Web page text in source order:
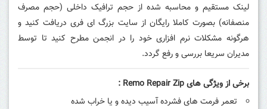
لینک مستقیم و محاسبه شده از حجم ترافیک داخلی (حجم مصرف
منصفانه) بصورت کاملا رایگان از سایت بزرگ ای فری دریافت کنید و
هرگونه مشکلات نرم افزاری خود را در انجمن مطرح کنید تا توسط
مدیران سریعا بررسی و رفع گردد.
برخی از ویژگی های Remo Repair Zip :
تعمر فرمت های فشرده آسیب دیده و یا خراب شده